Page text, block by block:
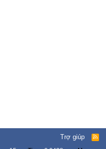
Trợ giúp
R